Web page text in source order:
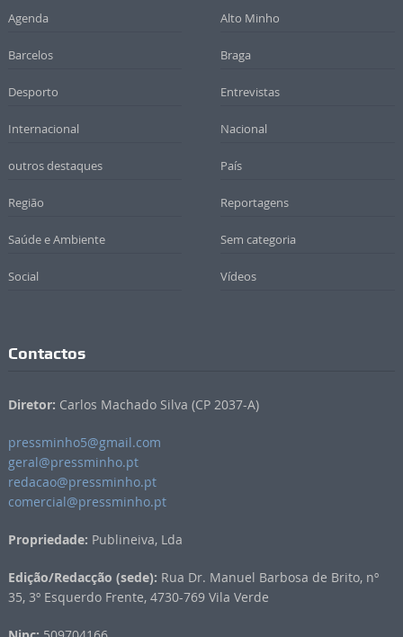
Agenda Alto Minho
Barcelos Braga
Desporto Entrevistas
Internacional Nacional
outros destaques País
Região Reportagens
Saúde e Ambiente Sem categoria
Social Vídeos
Contactos
Diretor: Carlos Machado Silva (CP 2037-A)
pressminho5@gmail.com
geral@pressminho.pt
redacao@pressminho.pt
comercial@pressminho.pt
Propriedade: Publineiva, Lda
Edição/Redacção (sede): Rua Dr. Manuel Barbosa de Brito, nº
35, 3º Esquerdo Frente, 4730-769 Vila Verde